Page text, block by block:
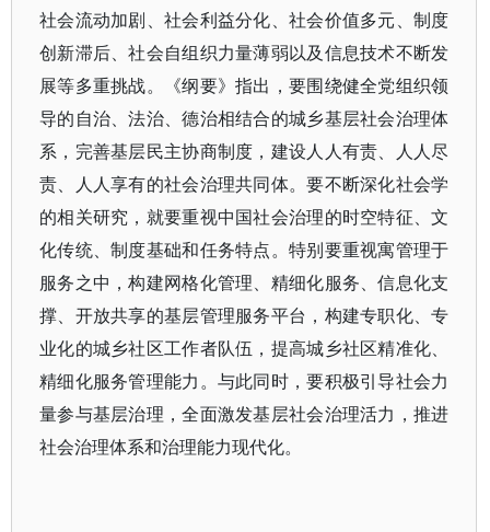
社会流动加剧、社会利益分化、社会价值多元、制度
创新滞后、社会自组织力量薄弱以及信息技术不断发
展等多重挑战。《纲要》指出，要围绕健全党组织领
导的自治、法治、德治相结合的城乡基层社会治理体
系，完善基层民主协商制度，建设人人有责、人人尽
责、人人享有的社会治理共同体。要不断深化社会学
的相关研究，就要重视中国社会治理的时空特征、文
化传统、制度基础和任务特点。特别要重视寓管理于
服务之中，构建网格化管理、精细化服务、信息化支
撑、开放共享的基层管理服务平台，构建专职化、专
业化的城乡社区工作者队伍，提高城乡社区精准化、
精细化服务管理能力。与此同时，要积极引导社会力
量参与基层治理，全面激发基层社会治理活力，推进
社会治理体系和治理能力现代化。